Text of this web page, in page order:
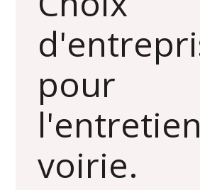
pour
l'entretien
voirie.